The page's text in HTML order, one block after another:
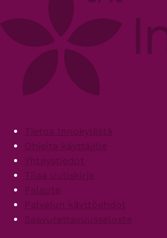
FooterTietoa Innokylästä
Ohjeita käyttäjille
Yhteystiedot
Tilaa uutiskirje
Palaute
Palvelun käyttöehdot
Saavutettavuusseloste